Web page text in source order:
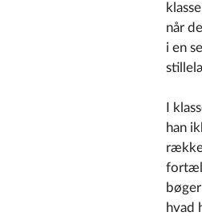
når
i en
I
han
hvad